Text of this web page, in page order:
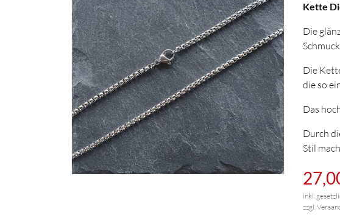
Kette
Die
Die
die so
Das
Durch
Stil
inkl.
zzgl.